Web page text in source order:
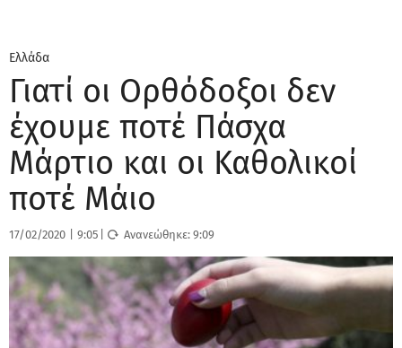
Ελλάδα
Γιατί οι Ορθόδοξοι δεν
έχουμε ποτέ Πάσχα
Μάρτιο και οι Καθολικοί
ποτέ Μάιο
17/02/2020 9:05 Ανανεώθηκε:9:09